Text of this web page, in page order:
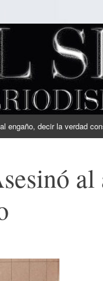
engaño, decir la verdad